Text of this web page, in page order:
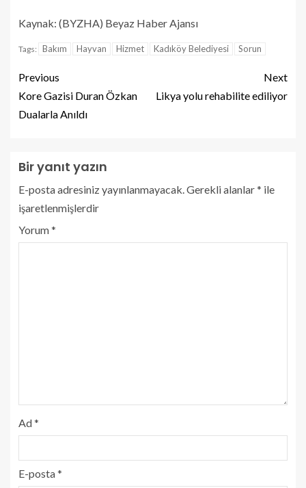
Kaynak: (BYZHA) Beyaz Haber Ajansı
Tags: Bakım Hayvan Hizmet Kadıköy Belediyesi Sorun
Previous
Kore Gazisi Duran Özkan
Dualarla Anıldı
Next
Likya yolu rehabilite ediliyor
Bir yanıt yazın
E-posta adresiniz yayınlanmayacak. Gerekli alanlar* ile
işaretlenmişlerdir
Yorum*
Ad*
E-posta*